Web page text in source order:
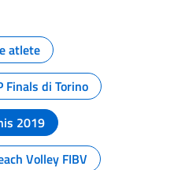
atlete
Finals di Torino
2019
Volley FIBV